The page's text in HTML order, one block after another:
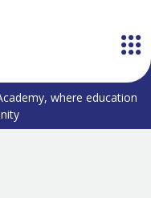
where education